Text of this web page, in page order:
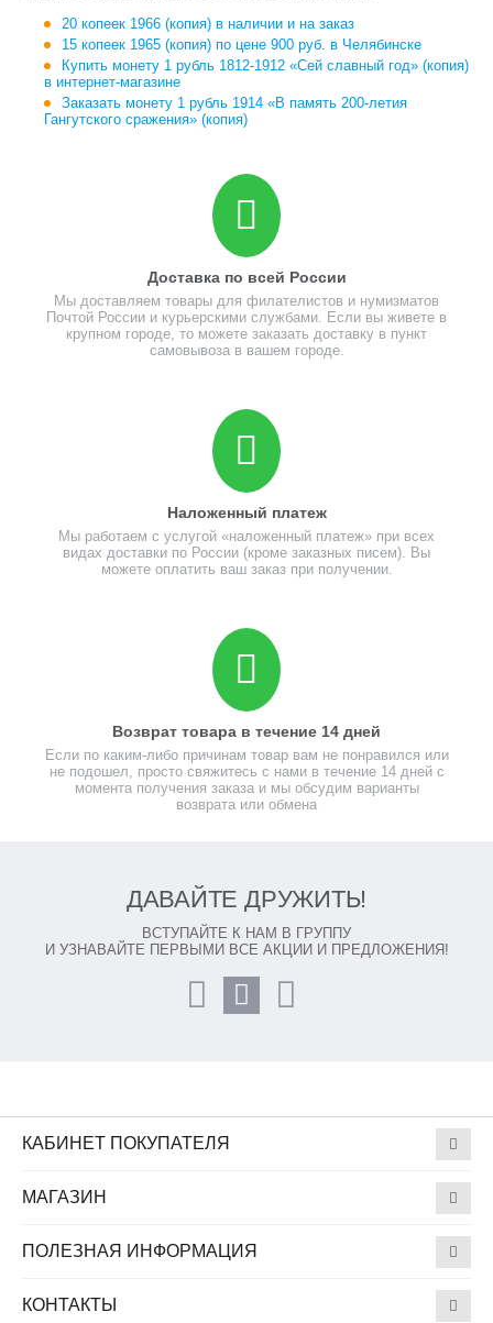
20 копеек 1966 (копия) в наличии и на заказ
15 копеек 1965 (копия) по цене 900 руб. в Челябинске
Купить монету 1 рубль 1812-1912 «Сей славный год» (копия)
в интернет-магазине
Заказать монету 1 рубль 1914 «В память 200-летия
Гангутского сражения» (копия)
Доставка по всей России
Мы доставляем товары для филателистов и нумизматов
Почтой России и курьерскими службами. Если вы живете в
крупном городе, то можете заказать доставку в пункт
самовывоза в вашем городе.
Наложенный платеж
Мы работаем с услугой «наложенный платеж» при всех
видах доставки по России (кроме заказных писем). Вы
можете оплатить ваш заказ при получении.
Возврат товара в течение 14 дней
Если по каким-либо причинам товар вам не понравился или
не подошел, просто свяжитесь с нами в течение 14 дней с
момента получения заказа и мы обсудим варианты
возврата или обмена
ДАВАЙТЕ ДРУЖИТЬ!
ВСТУПАЙТЕ К НАМ В ГРУППУ
И УЗНАВАЙТЕ ПЕРВЫМИ ВСЕ АКЦИИ И ПРЕДЛОЖЕНИЯ!
КАБИНЕТ ПОКУПАТЕЛЯ
МАГАЗИН
ПОЛЕЗНАЯ ИНФОРМАЦИЯ
КОНТАКТЫ